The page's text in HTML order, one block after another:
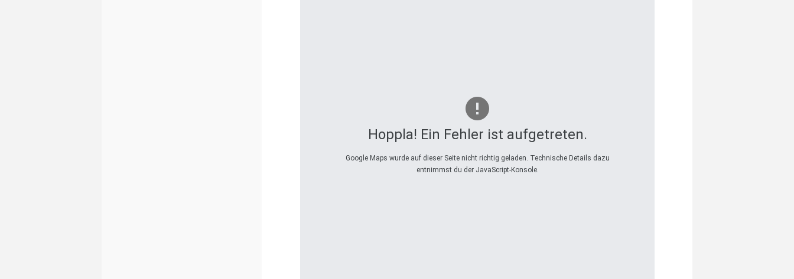
Hoppla! Ein Fehler ist aufgetreten.
Google Maps wurde auf dieser Seite nicht richtig geladen. Technische Details dazu
entnimmst du der JavaScript-Konsole.